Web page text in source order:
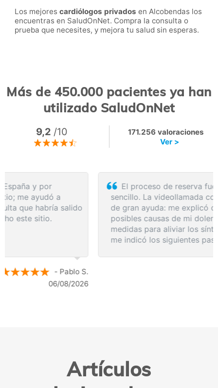
Los mejores cardiólogos privados en Alcobendas los
encuentras en SaludOnNet. Compra la consulta o
prueba que necesites, y mejora tu salud sin esperas.
Más de 450.000 pacientes ya han
utilizado SaludOnNet
9,2 /10
171.256 valoraciones
Ver >
El proceso de reserva fue sumamente
sencillo. La videollamada con la médica resultó
de gran ayuda: me explicó detalladamente las
posibles causas de mi dolencia, me recomendó
medidas para aliviar los síntomas de inmediato y
me indicó los siguientes pasos a seguir según
Artículos